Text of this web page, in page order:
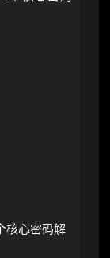
核心密码解